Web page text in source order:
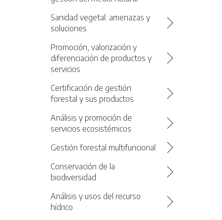
Sanidad vegetal: amenazas y
soluciones
Promoción, valorización y
diferenciación de productos y
servicios
Certificación de gestión
forestal y sus productos
Análisis y promoción de
servicios ecosistémicos
Gestión forestal multifuncional
Conservación de la
biodiversidad
Análisis y usos del recurso
hídrico